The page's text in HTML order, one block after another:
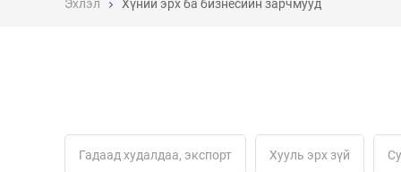
Эхлэл Хүний эрх ба бизнесийн зарчмууд
Гадаад худалдаа, экспорт Хууль эрх зүй